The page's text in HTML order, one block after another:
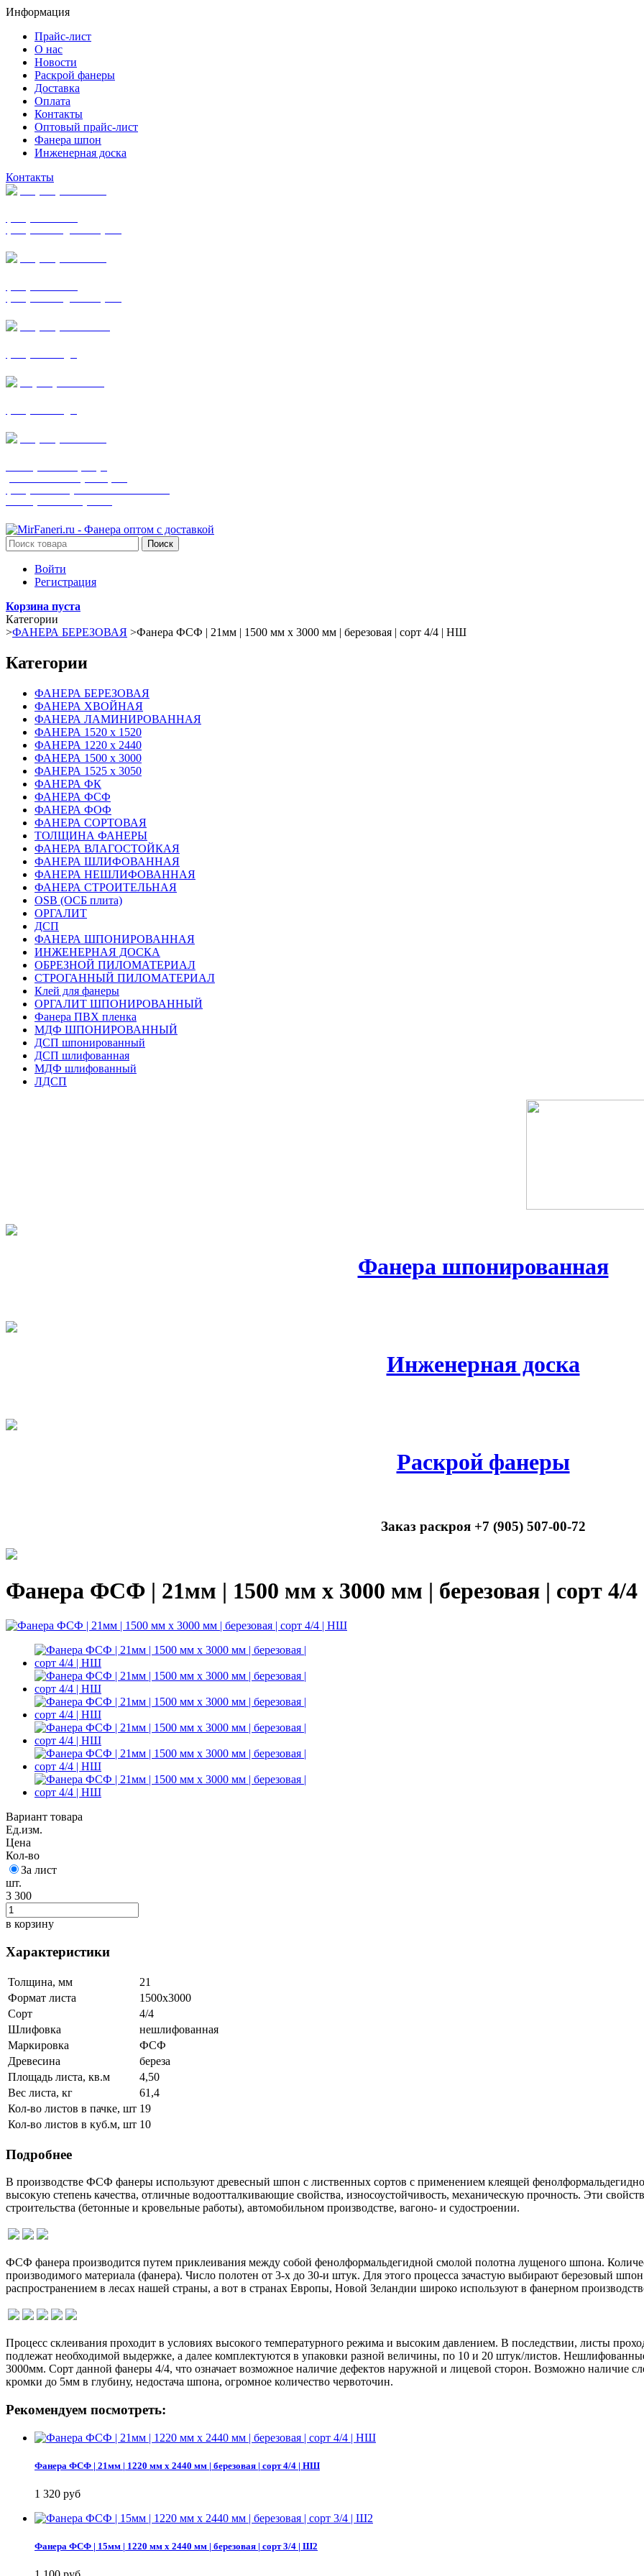
Информация
Прайс-лист
О нас
Новости
Раскрой фанеры
Доставка
Оплата
Контакты
Оптовый прайс-лист
Фанера шпон
Инженерная доска
Контакты
Поиск
Войти
Регистрация
Корзина пуста
Категории
>ФАНЕРА БЕРЕЗОВАЯ >Фанера ФСФ | 21мм | 1500 мм х 3000 мм | березовая | сорт 4/4 | НШ
Категории
ФАНЕРА БЕРЕЗОВАЯ
ФАНЕРА ХВОЙНАЯ
ФАНЕРА ЛАМИНИРОВАННАЯ
ФАНЕРА 1520 х 1520
ФАНЕРА 1220 х 2440
ФАНЕРА 1500 х 3000
ФАНЕРА 1525 х 3050
ФАНЕРА ФК
ФАНЕРА ФСФ
ФАНЕРА ФОФ
ФАНЕРА СОРТОВАЯ
ТОЛЩИНА ФАНЕРЫ
ФАНЕРА ВЛАГОСТОЙКАЯ
ФАНЕРА ШЛИФОВАННАЯ
ФАНЕРА НЕШЛИФОВАННАЯ
ФАНЕРА СТРОИТЕЛЬНАЯ
OSB (ОСБ плита)
ОРГАЛИТ
ДСП
ФАНЕРА ШПОНИРОВАННАЯ
ИНЖЕНЕРНАЯ ДОСКА
ОБРЕЗНОЙ ПИЛОМАТЕРИАЛ
СТРОГАННЫЙ ПИЛОМАТЕРИАЛ
Клей для фанеры
ОРГАЛИТ ШПОНИРОВАННЫЙ
Фанера ПВХ пленка
МДФ ШПОНИРОВАННЫЙ
ДСП шпонированный
ДСП шлифованная
МДФ шлифованный
ЛДСП
Фанера шпонированная
Инженерная доска
Раскрой фанеры
Заказ раскроя +7 (905) 507-00-72
Фанера ФСФ | 21мм | 1500 мм х 3000 мм | березовая | сорт
Вариант товара
Ед.изм.
Цена
Кол-во
За лист
шт.
3 300
в корзину
Характеристики
Толщина, мм
21
Формат листа
1500х3000
Сорт
4/4
Шлифовка
нешлифованная
Маркировка
ФСФ
Древесина
береза
Площадь листа, кв.м
4,50
Вес листа, кг
61,4
Кол-во листов в пачке, шт 19
Кол-во листов в куб.м, шт 10
Подробнее
В производстве ФСФ фанеры используют древесный шпон с лиственных сортов с применением клеящей
высокую степень качества, отличные водоотталкивающие свойства, износоустойчивость, механическую прочность. Эти
строительства (бетонные и кровельные работы), автомобильном производстве, вагоно- и судостроении.
ФСФ фанера производится путем приклеивания между собой фенолформальдегидной смолой полотна лущеного шпона.
производимого материала (фанера). Число полотен от 3-х до 30-и штук. Для этого процесса зачастую выбирают березовый
распространением в лесах нашей страны, а вот в странах Европы, Новой Зеландии широко используют в фанерном
Процесс склеивания проходит в условиях высокого температурного режима и высоким давлением. В последствии, листы
подлежат необходимой выдержке, а далее комплектуются в упаковки разной величины, по 10 и 20 штук/листов.
3000мм. Сорт данной фанеры 4/4, что означает возможное наличие дефектов наружной и лицевой сторон. Возможно наличие
кромки до 5мм в глубину, недостача шпона, огромное количество червоточин.
Рекомендуем посмотреть:
Фанера ФСФ | 21мм | 1220 мм х 2440 мм | березовая | сорт 4/4 | НШ
1 320 руб
Фанера ФСФ | 15мм | 1220 мм х 2440 мм | березовая | сорт 3/4 | Ш2